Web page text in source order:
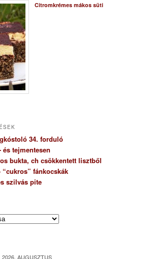
Citromkrémes mákos süti
34. forduló
tejmentesen
bukta, ch csökkentett lisztből
fánkocskák
szilvás pite
2026. AUGUSZTUS